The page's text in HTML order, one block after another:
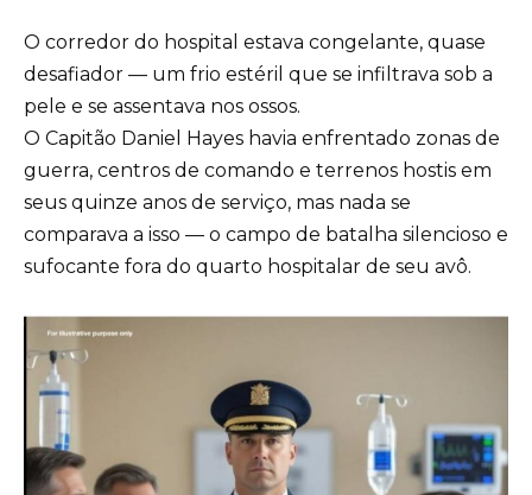
O corredor do hospital estava congelante, quase
desafiador — um frio estéril que se infiltrava sob a
pele e se assentava nos ossos.
O Capitão Daniel Hayes havia enfrentado zonas de
guerra, centros de comando e terrenos hostis em
seus quinze anos de serviço, mas nada se
comparava a isso — o campo de batalha silencioso e
sufocante fora do quarto hospitalar de seu avô.